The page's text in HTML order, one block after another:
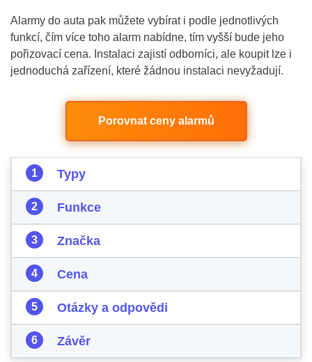
Alarmy do auta pak můžete vybírat i podle jednotlivých
funkcí, čím více toho alarm nabídne, tím vyšší bude jeho
pořizovací cena. Instalaci zajistí odborníci, ale koupit lze i
jednoduchá zařízení, které žádnou instalaci nevyžadují.
Porovnat ceny alarmů
Typy
Funkce
Značka
Cena
Otázky a odpovědi
Závěr